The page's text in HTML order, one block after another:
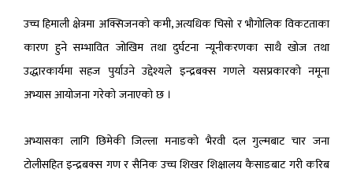
उच्चहिमालीक्षेत्रमा अक्सिजनकोकमी,अत्यधिकचिसोरभौगोलिकविकटताका
कारण हुने सम्भावित जोखिम तथा दुर्घटना न्यूनीकरणका साथै खोज तथा
उद्धारकार्यमा सहज पुर्याउने उद्देश्यले इन्द्रबक्स गणले यसप्रकारको नमूना
अभ्यासआयोजनागरेकोजनाएकोछ ।
अभ्यासका लागि छिमेकी जिल्ला मनाङको भैरवी दल गुल्मबाट चार जना
टोलीसहितइन्द्रबक्सगणरसैनिकउच्चशिखरशिक्षालयकैसाङबाटगरीकरिब